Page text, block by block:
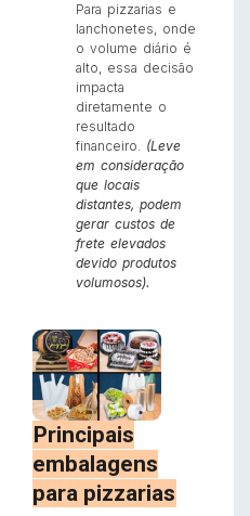
Para pizzarias e
lanchonetes, onde
o volume diário é
alto, essa decisão
impacta
diretamente o
resultado
financeiro. (Leve
em consideração
que locais
distantes, podem
gerar custos de
frete elevados
devido produtos
volumosos).
Principais
embalagens
para pizzarias